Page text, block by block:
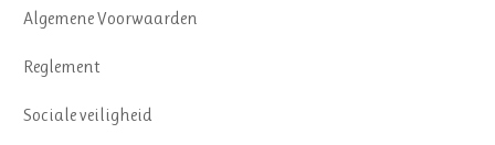
Algemene Voorwaarden
Reglement
Sociale veiligheid